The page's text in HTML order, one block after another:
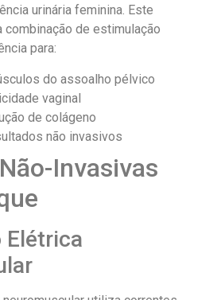
urinária feminina. Este
de estimulação
para:
do assoalho pélvico
vaginal
de colágeno
não invasivos
Invasivas
Elétrica